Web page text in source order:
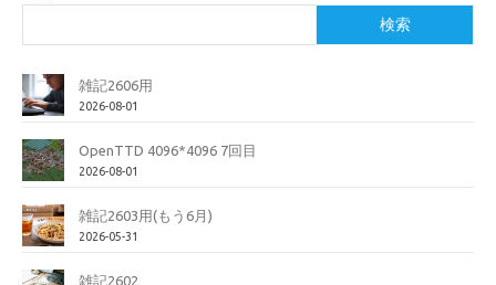
検索
雑記2606用
2026-08-01
OpenTTD 4096*4096 7回目
2026-08-01
雑記2603用(もう6月)
2026-05-31
雑記2602